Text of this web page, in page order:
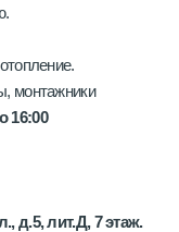
монтажники
16:00
д.5, лит.Д, 7 этаж.